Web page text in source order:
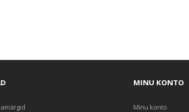
MINU KONTO
Minu konto